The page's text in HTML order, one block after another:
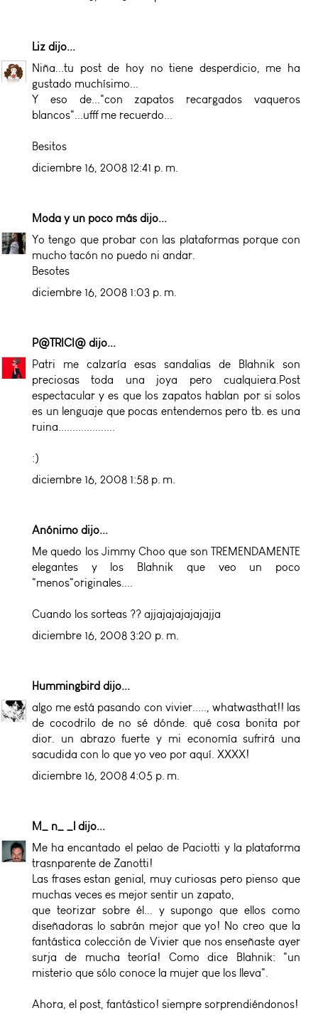
Liz dijo...
Niña...tu post de hoy no tiene desperdicio, me ha
gustado muchísimo...
Y eso de..."con zapatos recargados vaqueros
blancos"...ufff me recuerdo...
Besitos
diciembre 16, 2008 12:41 p. m.
Moda y un poco más dijo...
Yo tengo que probar con las plataformas porque con
mucho tacón no puedo ni andar.
Besotes
diciembre 16, 2008 1:03 p. m.
P@TRICI@ dijo...
Patri me calzaría esas sandalias de Blahnik son
preciosas toda una joya pero cualquiera.Post
espectacular y es que los zapatos hablan por si solos
es un lenguaje que pocas entendemos pero tb. es una
ruina....................
:)
diciembre 16, 2008 1:58 p. m.
Anónimo dijo...
Me quedo los Jimmy Choo que son TREMENDAMENTE
elegantes y los Blahnik que veo un poco
"menos"originales....
Cuando los sorteas ?? ajjajajajajajajja
diciembre 16, 2008 3:20 p. m.
Hummingbird dijo...
algo me está pasando con vivier....., whatwasthat!! las
de cocodrilo de no sé dónde. qué cosa bonita por
dior. un abrazo fuerte y mi economía sufrirá una
sacudida con lo que yo veo por aquí. XXXX!
diciembre 16, 2008 4:05 p. m.
M_ n_ _l dijo...
Me ha encantado el pelao de Paciotti y la plataforma
trasnparente de Zanotti!
Las frases estan genial, muy curiosas pero pienso que
muchas veces es mejor sentir un zapato,
que teorizar sobre él... y supongo que ellos como
diseñadoras lo sabrán mejor que yo! No creo que la
fantástica colección de Vivier que nos enseñaste ayer
surja de mucha teoría! Como dice Blahnik: "un
misterio que sólo conoce la mujer que los lleva".
Ahora, el post, fantástico! siempre sorprendiéndonos!